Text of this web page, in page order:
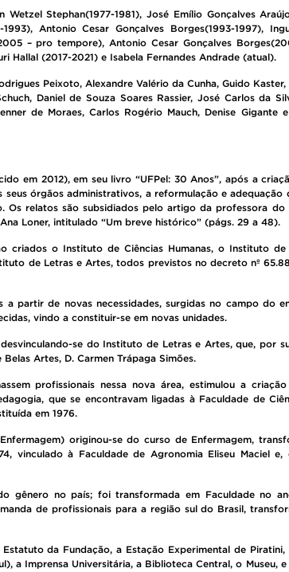
Stephan(1977-1981), José Emílio Gonçalves
Antonio Cesar Gonçalves Borges(1993-1997),
– pro tempore), Antonio Cesar Gonçalves
Hallal (2017-2021) e Isabela Fernandes Andrade (atual).
Peixoto, Alexandre Valério da Cunha, Guido Kaster,
Daniel de Souza Soares Rassier, José Carlos da
de Moraes, Carlos Rogério Mauch, Denise Gigante
em 2012), em seu livro “UFPel: 30 Anos”, após a
órgãos administrativos, a reformulação e adequação
Os relatos são subsidiados pelo artigo da professora
Loner, intitulado “Um breve histórico” (págs. 29 a 48).
criados o Instituto de Ciências Humanas, o Instituto
de Letras e Artes, todos previstos no decreto nº
partir de novas necessidades, surgidas no campo do
vindo a constituir-se em novas unidades.
se do Instituto de Letras e Artes, que, por
Artes, D. Carmen Trápaga Simões.
profissionais nessa nova área, estimulou a
que se encontravam ligadas à Faculdade de
em 1976.
originou-se do curso de Enfermagem,
vinculado à Faculdade de Agronomia Eliseu Maciel e,
gênero no país; foi transformada em Faculdade no
de profissionais para a região sul do Brasil,
da Fundação, a Estação Experimental de
a Imprensa Universitária, a Biblioteca Central, o Museu, e